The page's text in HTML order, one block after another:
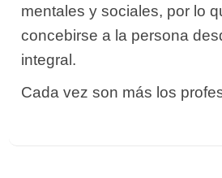
mentales y sociales, por lo
concebirse a la persona
integral.
Cada vez son más los